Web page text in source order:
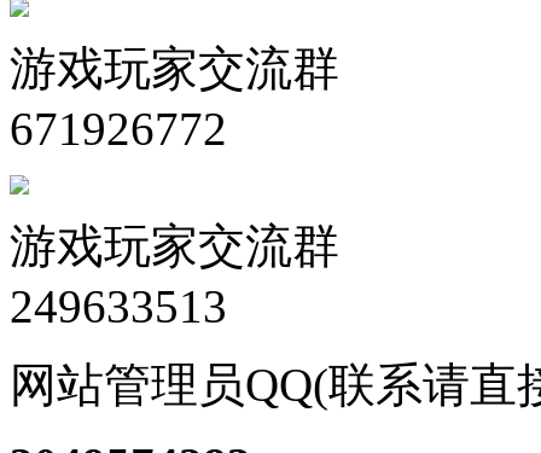
游戏玩家交流群
671926772
游戏玩家交流群
249633513
网站管理员QQ(联系请直